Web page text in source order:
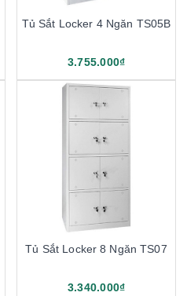
Tủ Sắt Locker 4 Ngăn TS05B
3.755.000₫
Tủ Sắt Locker 8 Ngăn TS07
3.340.000₫